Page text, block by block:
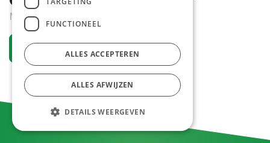
Nieuw
Vraag een account aan
FUNCTIONEEL
ALLES ACCEPTEREN
ALLES AFWIJZEN
DETAILS WEERGEVEN